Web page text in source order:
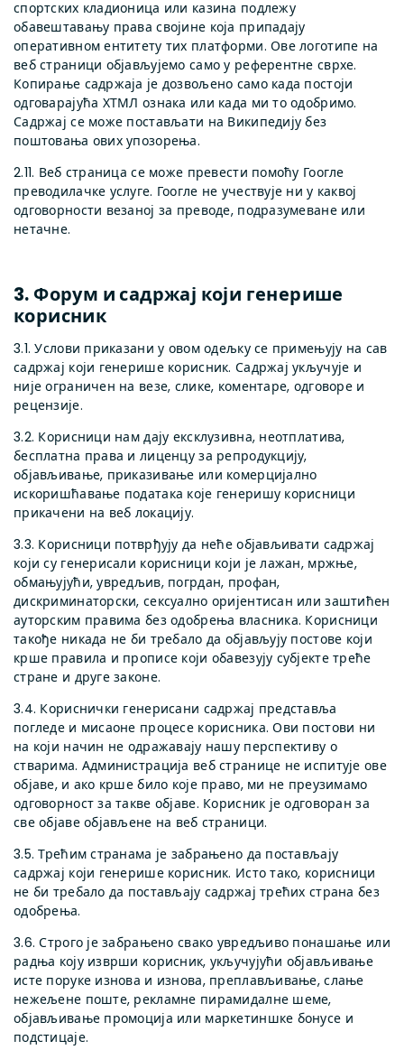
спортских кладионица или казина подлежу
обавештавању права својине која припадају
оперативном ентитету тих платформи. Ове логотипе на
веб страници објављујемо само у референтне сврхе.
Копирање садржаја је дозвољено само када постоји
одговарајућа ХТМЛ ознака или када ми то одобримо.
Садржај се може постављати на Википедију без
поштовања ових упозорења.
2.11. Веб страница се може превести помоћу Гоогле
преводилачке услуге. Гоогле не учествује ни у каквој
одговорности везаној за преводе, подразумеване или
нетачне.
3. Форум и садржај који генерише
корисник
3.1. Услови приказани у овом одељку се примењују на сав
садржај који генерише корисник. Садржај укључује и
није ограничен на везе, слике, коментаре, одговоре и
рецензије.
3.2. Корисници нам дају ексклузивна, неотплатива,
бесплатна права и лиценцу за репродукцију,
објављивање, приказивање или комерцијално
искоришћавање података које генеришу корисници
прикачени на веб локацију.
3.3. Корисници потврђују да неће објављивати садржај
који су генерисали корисници који је лажан, мржње,
обмањујући, увредљив, погрдан, профан,
дискриминаторски, сексуално оријентисан или заштићен
ауторским правима без одобрења власника. Корисници
такође никада не би требало да објављују постове који
крше правила и прописе који обавезују субјекте треће
стране и друге законе.
3.4. Кориснички генерисани садржај представља
погледе и мисаоне процесе корисника. Ови постови ни
на који начин не одражавају нашу перспективу о
стварима. Администрација веб странице не испитује ове
објаве, и ако крше било које право, ми не преузимамо
одговорност за такве објаве. Корисник је одговоран за
све објаве објављене на веб страници.
3.5. Трећим странама је забрањено да постављају
садржај који генерише корисник. Исто тако, корисници
не би требало да постављају садржај трећих страна без
одобрења.
3.6. Строго је забрањено свако увредљиво понашање или
радња коју изврши корисник, укључујући објављивање
исте поруке изнова и изнова, преплављивање, слање
нежељене поште, рекламне пирамидалне шеме,
објављивање промоција или маркетиншке бонусе и
подстицаје.